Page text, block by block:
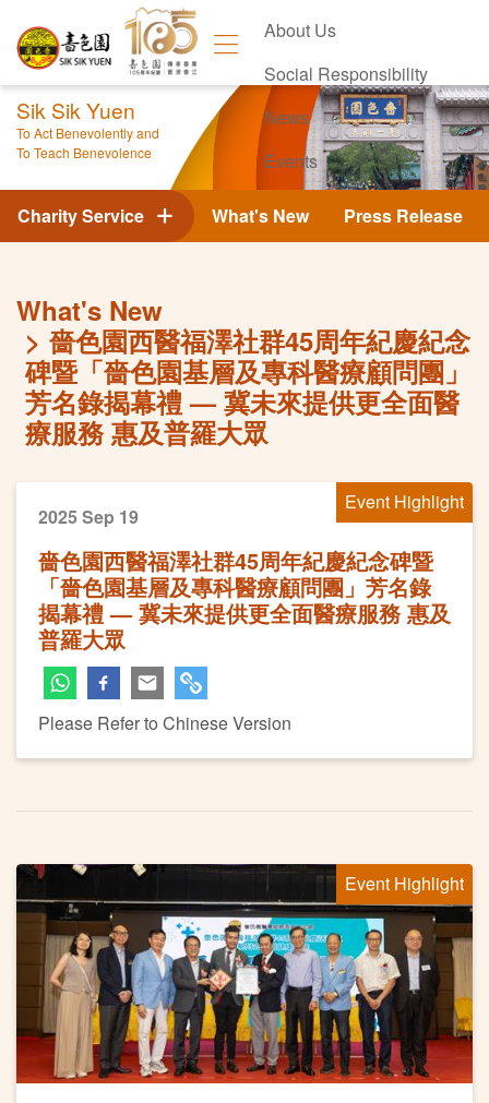
About Us
Social Responsibility
News
Events
Contact Us
Sik Sik Yuen
To Act Benevolently and
To Teach Benevolence
What's New Press Release
Charity Service
What's New
嗇色園西醫福澤社群45周年紀慶紀念
碑暨「嗇色園基層及專科醫療顧問團」
芳名錄揭幕禮 — 冀未來提供更全面醫
療服務 惠及普羅大眾
Event Highlight
2025 Sep 19
嗇色園西醫福澤社群45周年紀慶紀念碑暨
「嗇色園基層及專科醫療顧問團」芳名錄
揭幕禮 — 冀未來提供更全面醫療服務 惠及
普羅大眾
Please Refer to Chinese Version
Event Highlight